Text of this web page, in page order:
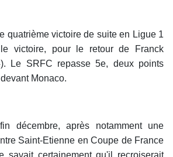
quatrième victoire de suite en Ligue 1
victoire, pour le retour de Franck
Le SRFC repasse 5e, deux points
Monaco.
décembre, après notamment une
Saint-Etienne en Coupe de France